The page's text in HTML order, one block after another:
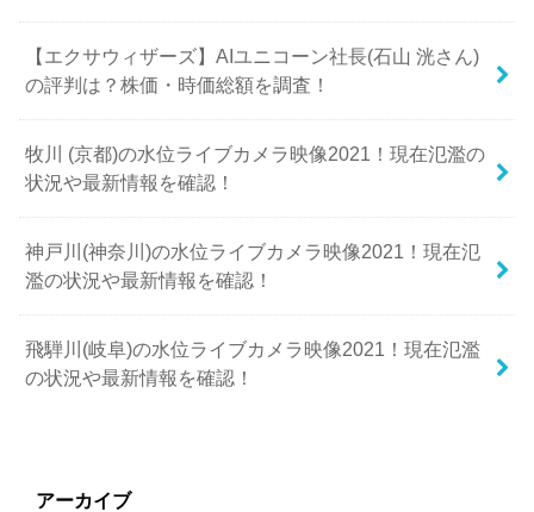
【エクサウィザーズ】AIユニコーン社長(石山 洸さん)
の評判は？株価・時価総額を調査！
牧川 (京都)の水位ライブカメラ映像2021！現在氾濫の
状況や最新情報を確認！
神戸川(神奈川)の水位ライブカメラ映像2021！現在氾
濫の状況や最新情報を確認！
飛騨川(岐阜)の水位ライブカメラ映像2021！現在氾濫
の状況や最新情報を確認！
アーカイブ